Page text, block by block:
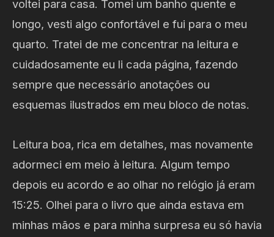
voltei para casa. Tomei um banho quente e
longo, vesti algo confortável e fui para o meu
quarto. Tratei de me concentrar na leitura e
cuidadosamente eu li cada página, fazendo
sempre que necessário anotações ou
esquemas ilustrados em meu bloco de notas.
Leitura boa, rica em detalhes, mas novamente
adormeci em meio à leitura. Algum tempo
depois eu acordo e ao olhar no relógio já eram
15:25. Olhei para o livro que ainda estava em
minhas mãos e para minha surpresa eu só havia